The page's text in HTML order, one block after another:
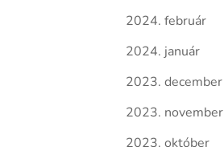
2024. február
2024. január
2023. december
2023. november
2023. október